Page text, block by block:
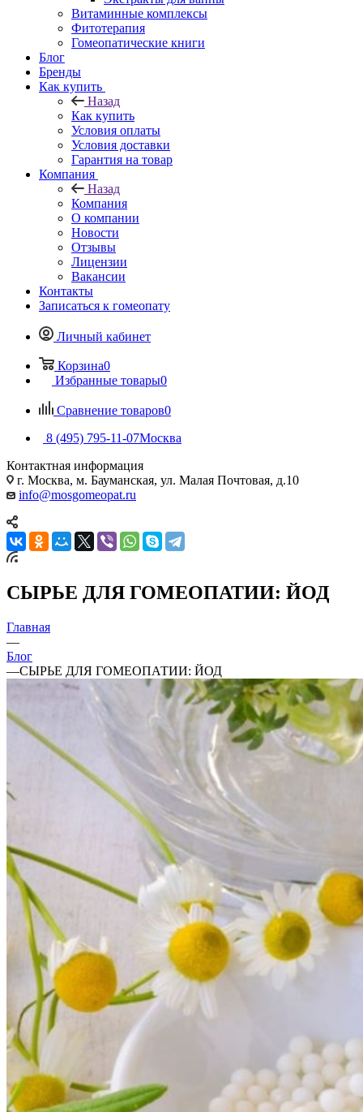
Витаминные комплексы
Фитотерапия
Гомеопатические книги
Блог
Бренды
Как купить
Назад
Как купить
Условия оплаты
Условия доставки
Гарантия на товар
Компания
Назад
Компания
О компании
Новости
Отзывы
Лицензии
Вакансии
Контакты
Записаться к гомеопату
Личный кабинет
Корзина0
Избранные товары0
Сравнение товаров0
8 (495) 795-11-07Москва
Контактная информация
г. Москва, м. Бауманская, ул. Малая Почтовая, д.10
info@mosgomeopat.ru
СЫРЬЕ ДЛЯ ГОМЕОПАТИИ: ЙОД
Главная
—
Блог
—СЫРЬЕ ДЛЯ ГОМЕОПАТИИ: ЙОД